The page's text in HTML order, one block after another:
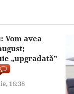
Vom avea
„upgradată”
16:38